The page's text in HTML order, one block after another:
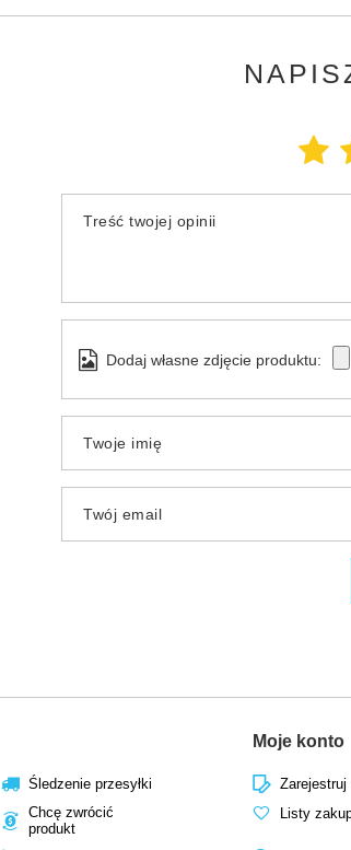
Treść twojej opinii
Dodaj własne zdjęcie produktu:
Twoje imię
Twój email
Śledzenie przesyłki
Chcę zwrócić
produkt
Moje konto
Zarejestruj
Listy